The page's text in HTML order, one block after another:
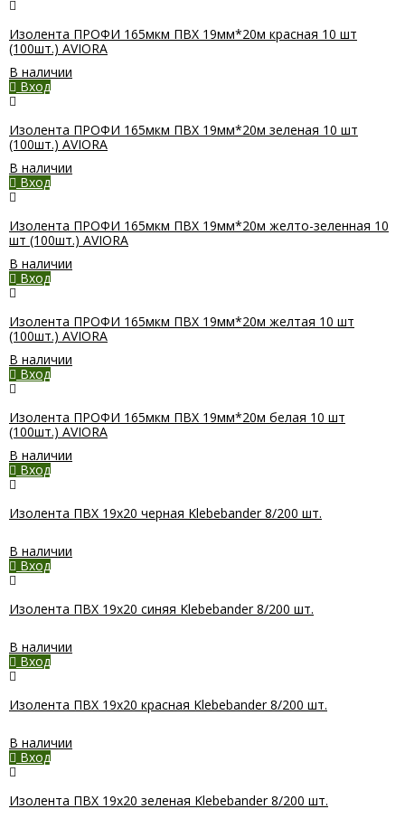
Изолента ПРОФИ 165мкм ПВХ 19мм*20м красная 10 шт
(100шт.) AVIORA
В наличии
Вход
Изолента ПРОФИ 165мкм ПВХ 19мм*20м зеленая 10 шт
(100шт.) AVIORA
В наличии
Вход
Изолента ПРОФИ 165мкм ПВХ 19мм*20м желто-зеленная 10
шт (100шт.) AVIORA
В наличии
Вход
Изолента ПРОФИ 165мкм ПВХ 19мм*20м желтая 10 шт
(100шт.) AVIORA
В наличии
Вход
Изолента ПРОФИ 165мкм ПВХ 19мм*20м белая 10 шт
(100шт.) AVIORA
В наличии
Вход
Изолента ПВХ 19х20 черная Klebebander 8/200 шт.
В наличии
Вход
Изолента ПВХ 19х20 синяя Klebebander 8/200 шт.
В наличии
Вход
Изолента ПВХ 19х20 красная Klebebander 8/200 шт.
В наличии
Вход
Изолента ПВХ 19х20 зеленая Klebebander 8/200 шт.